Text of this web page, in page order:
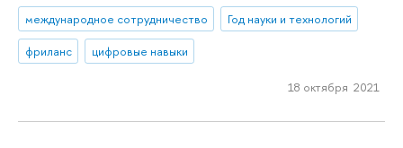
международное сотрудничество
Год науки и технологий
фриланс
цифровые навыки
18 октября 2021